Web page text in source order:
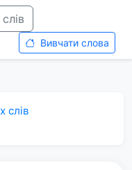
Вивчати слова
слів